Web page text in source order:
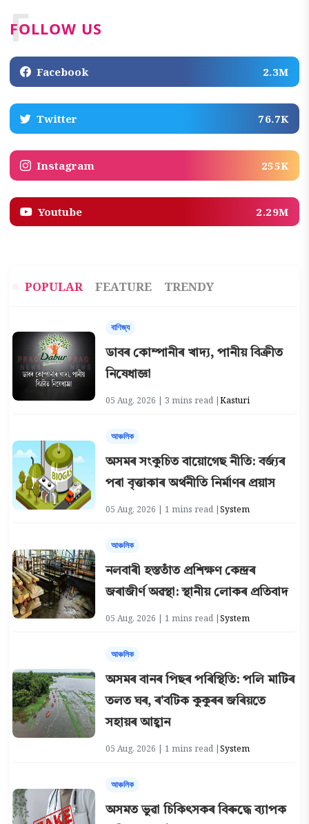
FOLLOW US
F
Facebook 2.3M
Twitter 76.7K
Instagram 255K
Youtube 2.29M
POPULAR FEATURE TRENDY
বাণিজ্য
ডাবৰ কোম্পানীৰ খাদ্য, পানীয় বিক্ৰীত
নিষেধাজ্ঞা
05 Aug, 2026 | 3 mins read |Kasturi
আঞ্চলিক
অসমৰ সংকুচিত বায়োগেছ নীতি: বৰ্জ্যৰ
পৰা বৃত্তাকাৰ অৰ্থনীতি নিৰ্মাণৰ প্ৰয়াস
05 Aug, 2026 | 1 mins read |System
আঞ্চলিক
নলবাৰী হস্ততাঁত প্ৰশিক্ষণ কেন্দ্ৰৰ
জৰাজীৰ্ণ অৱস্থা: স্থানীয় লোকৰ প্ৰতিবাদ
05 Aug, 2026 | 1 mins read |System
আঞ্চলিক
অসমৰ বানৰ পিছৰ পৰিস্থিতি: পলি মাটিৰ
তলত ঘৰ, ৰ'বটিক কুকুৰৰ জৰিয়তে
সহায়ৰ আহ্বান
05 Aug, 2026 | 1 mins read |System
আঞ্চলিক
অসমত ভুৱা চিকিৎসকৰ বিৰুদ্ধে ব্যাপক